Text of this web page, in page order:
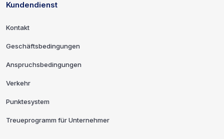
Kundendienst
Kontakt
Geschäftsbedingungen
Anspruchsbedingungen
Verkehr
Punktesystem
Treueprogramm für Unternehmer